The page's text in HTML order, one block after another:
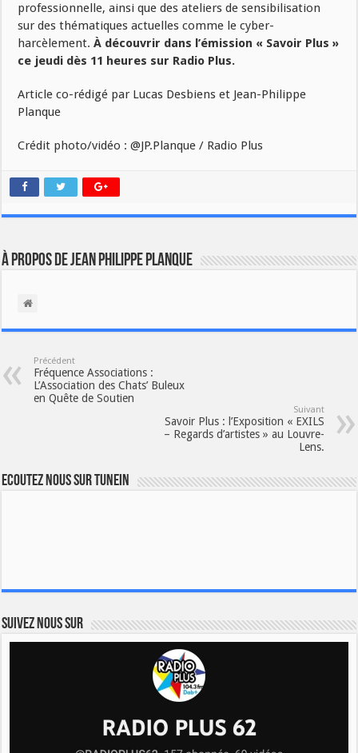
professionnelle, ainsi que des ateliers de sensibilisation
sur des thématiques actuelles comme le cyber-
harcèlement.À découvrir dans l’émission « Savoir Plus »
ce jeudi dès 11 heures sur Radio Plus.
Article co-rédigé par Lucas Desbiens et Jean-Philippe
Planque
Crédit photo/vidéo : @JP.Planque / Radio Plus
À propos de Jean Philippe Planque
Précédent
Fréquence Associations :
L’Association des Chats’ Buleux
en Quête de Soutien
Suivant
Savoir Plus : l’Exposition « EXILS
– Regards d’artistes » au Louvre-
Lens.
Ecoutez nous sur TuneIn
Suivez nous sur